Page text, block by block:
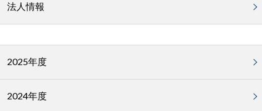
法人情報
2025年度
2024年度